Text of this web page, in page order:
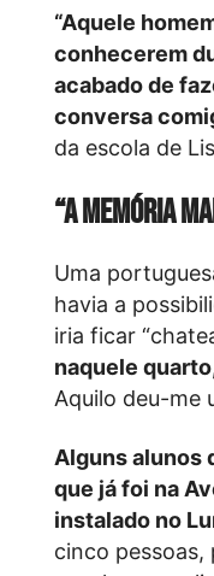
“Aquele
conhecerem
acabado de
conversa
da escola de
“A memória
Uma
havia a
iria ficar
naquele
Aquilo deu-me
Alguns alunos
que já foi na
instalado no
cinco pessoas,